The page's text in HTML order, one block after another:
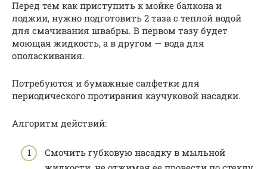
Перед тем как приступить к мойке балкона и
лоджии, нужно подготовить 2 таза с теплой водой
для смачивания швабры. В первом тазу будет
моющая жидкость, а в другом — вода для
ополаскивания.
Потребуются и бумажные салфетки для
периодического протирания каучуковой насадки.
Алгоритм действий:
Смочить губковую насадку в мыльной